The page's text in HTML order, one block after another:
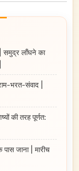
समुद्र लाँघने का
भरत-संवाद |
की तरह पूर्णत:
जाना | मारीच